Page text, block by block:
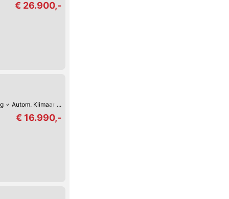
€ 26.900,-
Autom. Klimaanlage
€ 16.990,-